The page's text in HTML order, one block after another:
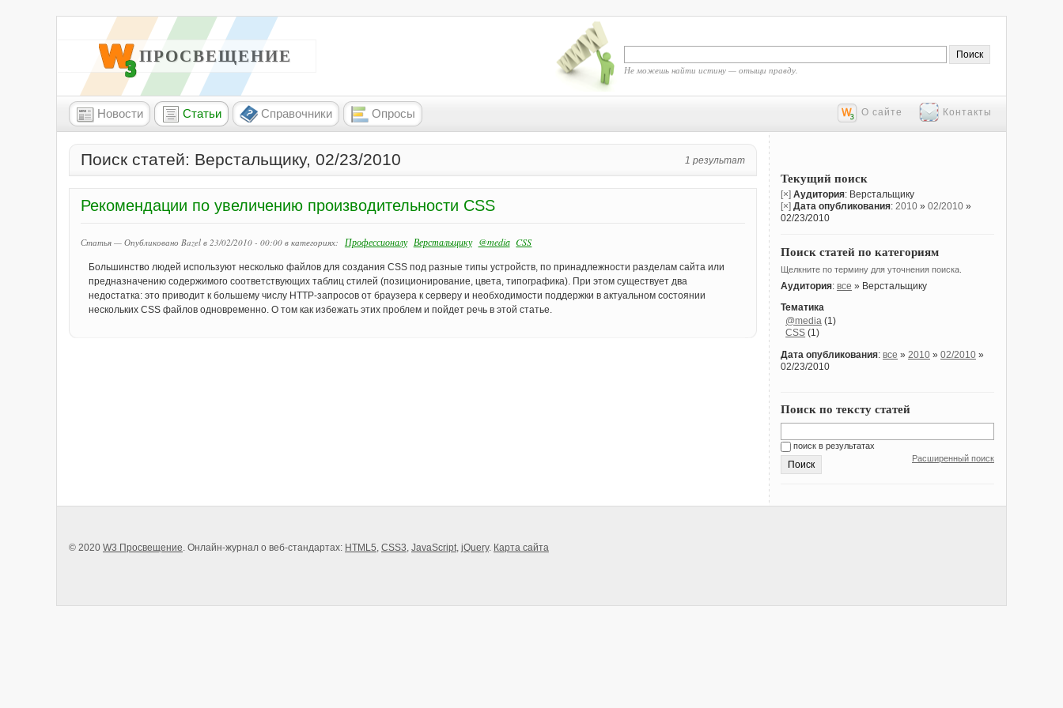
W3 ПРОСВЕЩЕНИЕ
Не можешь найти истину — отыщи правду.
Новости Статьи Справочники Опросы О сайте Контакты
Поиск статей: Верстальщику, 02/23/2010 1 результат
Рекомендации по увеличению производительности CSS
Статья — Опубликовано Bazel в 23/02/2010 - 00:00 в категориях: Профессионалу Верстальщику @media CSS
Большинство людей используют несколько файлов для создания CSS под разные типы устройств, по принадлежности разделам сайта или
предназначению содержимого соответствующих таблиц стилей (позиционирование, цвета, типографика). При этом существует два
недостатка: это приводит к большему числу HTTP-запросов от браузера к серверу и необходимости поддержки в актуальном состоянии
нескольких CSS файлов одновременно. О том как избежать этих проблем и пойдет речь в этой статье.
Текущий поиск
[×] Аудитория: Верстальщику
[×] Дата опубликования: 2010 » 02/2010 »
02/23/2010
Поиск статей по категориям
Щелкните по термину для уточнения поиска.
Аудитория: все » Верстальщику
Тематика
@media (1)
CSS (1)
Дата опубликования: все » 2010 » 02/2010 »
02/23/2010
Поиск по тексту статей
поиск в результатах
Расширенный поиск
© 2020 W3 Просвещение. Онлайн-журнал о веб-стандартах: HTML5, CSS3, JavaScript, jQuery. Карта сайта